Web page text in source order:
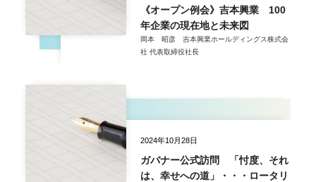
《オープン例会》吉本興業 100
年企業の現在地と未来図
岡本 昭彦 吉本興業ホールディングス株式会
社 代表取締役社長
2024年10月28日
ガバナー公式訪問 「忖度、それ
は、幸せへの道」・・・ロータリ